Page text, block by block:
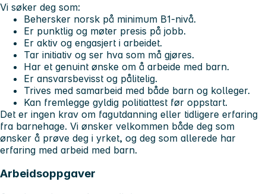
Vi søker deg som:
Behersker norsk på minimum B1-nivå.
Er punktlig og møter presis på jobb.
Er aktiv og engasjert i arbeidet.
Tar initiativ og ser hva som må gjøres.
Har et genuint ønske om å arbeide med barn.
Er ansvarsbevisst og pålitelig.
Trives med samarbeid med både barn og kolleger.
Kan fremlegge gyldig politiattest før oppstart.
Det er ingen krav om fagutdanning eller tidligere erfaring
fra barnehage. Vi ønsker velkommen både deg som
ønsker å prøve deg i yrket, og deg som allerede har
erfaring med arbeid med barn.
Arbeidsoppgaver